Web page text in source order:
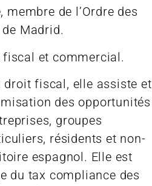
membre de l’Ordre des
Madrid.
et commercial.
droit fiscal, elle assiste et
des opportunités
groupes
résidents et non-
espagnol. Elle est
du tax compliance des